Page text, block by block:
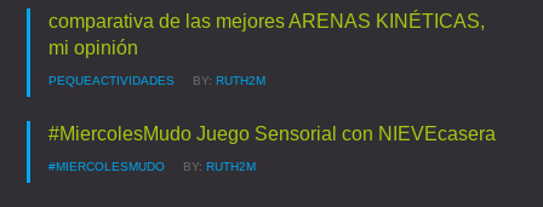
comparativa de las mejores ARENAS KINÉTICAS,
mi opinión
PEQUEACTIVIDADES BY:RUTH2M
#MiercolesMudo Juego Sensorial con NIEVEcasera
#MIERCOLESMUDO BY:RUTH2M